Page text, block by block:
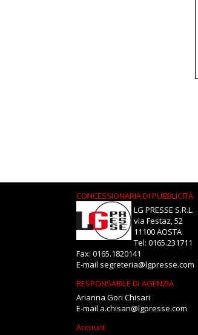
CONCESSIONARIA DI PUBBLICITÀ
LG PRESSE S.R.L.
via Festaz, 52
11100 AOSTA
Tel: 0165.231711
Fax: 0165.1820141
E-mail segreteria@lgpresse.com
RESPONSABILE DI AGENZIA
Arianna Gori Chisari
E-mail a.chisari@lgpresse.com
Account